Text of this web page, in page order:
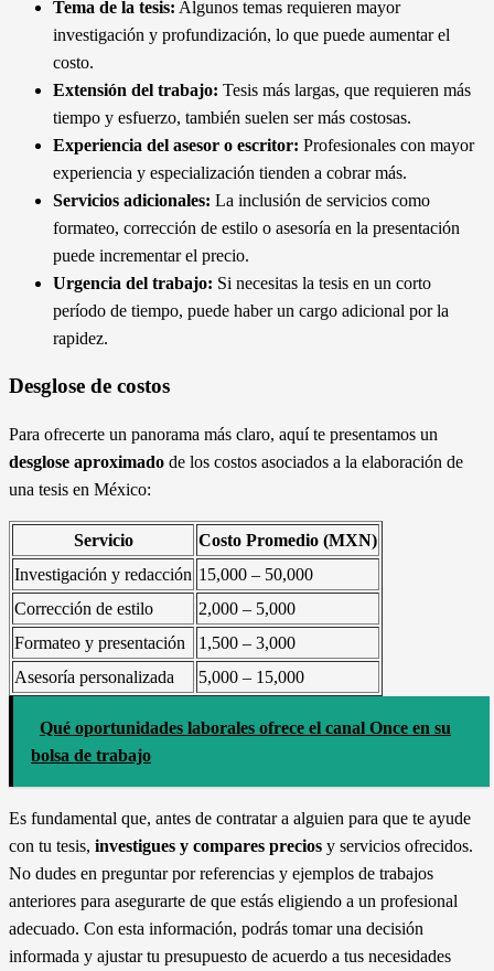
Tema de la tesis: Algunos temas requieren mayor
investigación y profundización, lo que puede aumentar el
costo.
Extensión del trabajo: Tesis más largas, que requieren más
tiempo y esfuerzo, también suelen ser más costosas.
Experiencia del asesor o escritor: Profesionales con mayor
experiencia y especialización tienden a cobrar más.
Servicios adicionales: La inclusión de servicios como
formateo, corrección de estilo o asesoría en la presentación
puede incrementar el precio.
Urgencia del trabajo: Si necesitas la tesis en un corto
período de tiempo, puede haber un cargo adicional por la
rapidez.
Desglose de costos
Para ofrecerte un panorama más claro, aquí te presentamos un
desglose aproximado de los costos asociados a la elaboración de
una tesis en México:
Servicio
Costo Promedio (MXN)
Investigación y redacción 15,000 – 50,000
Corrección de estilo
2,000 – 5,000
Formateo y presentación
1,500 – 3,000
Asesoría personalizada
5,000 – 15,000
Qué oportunidades laborales ofrece el canal Once en su
bolsa de trabajo
Es fundamental que, antes de contratar a alguien para que te ayude
con tu tesis, investigues y compares precios y servicios ofrecidos.
No dudes en preguntar por referencias y ejemplos de trabajos
anteriores para asegurarte de que estás eligiendo a un profesional
adecuado. Con esta información, podrás tomar una decisión
informada y ajustar tu presupuesto de acuerdo a tus necesidades